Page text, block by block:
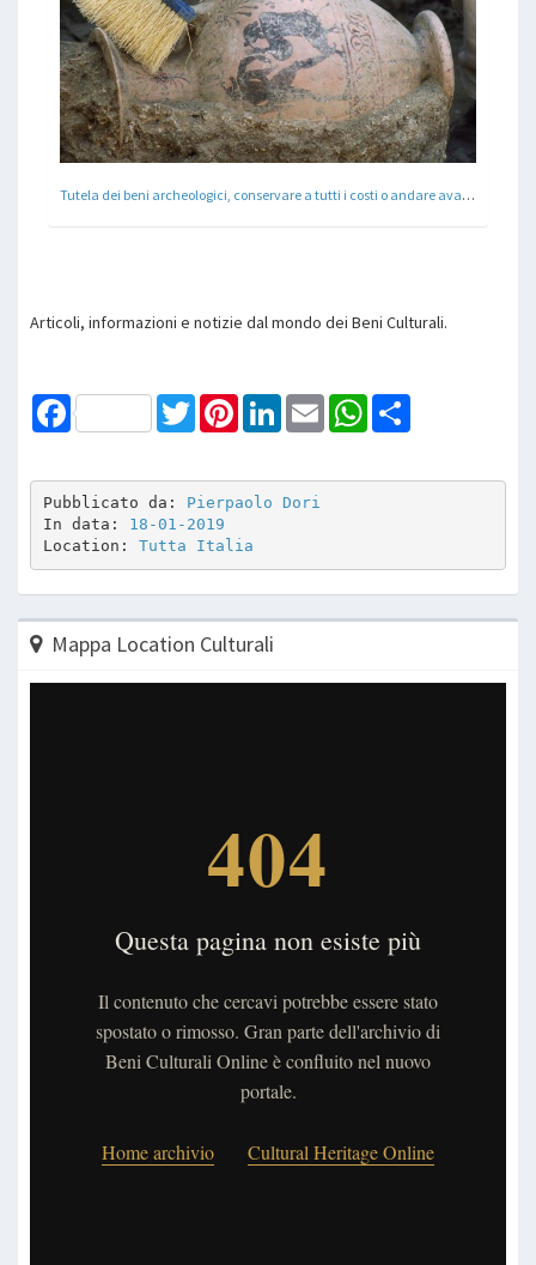
Tutela dei beni archeologici, conservare a tutti i costi o andare avanti?
Articoli, informazioni e notizie dal mondo dei Beni Culturali.
Facebook TwitterPinterestLinkedInEmail WhatsApp
Pubblicato da: Pierpaolo Dori
In data: 18-01-2019
Location: Tutta Italia
Mappa Location Culturali